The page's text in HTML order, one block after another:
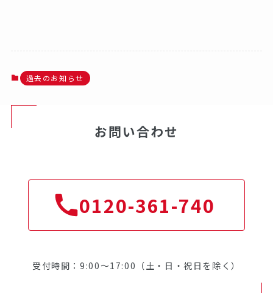
過去のお知らせ
お問い合わせ
0120-361-740
受付時間：9:00～17:00（土・日・祝日を除く）